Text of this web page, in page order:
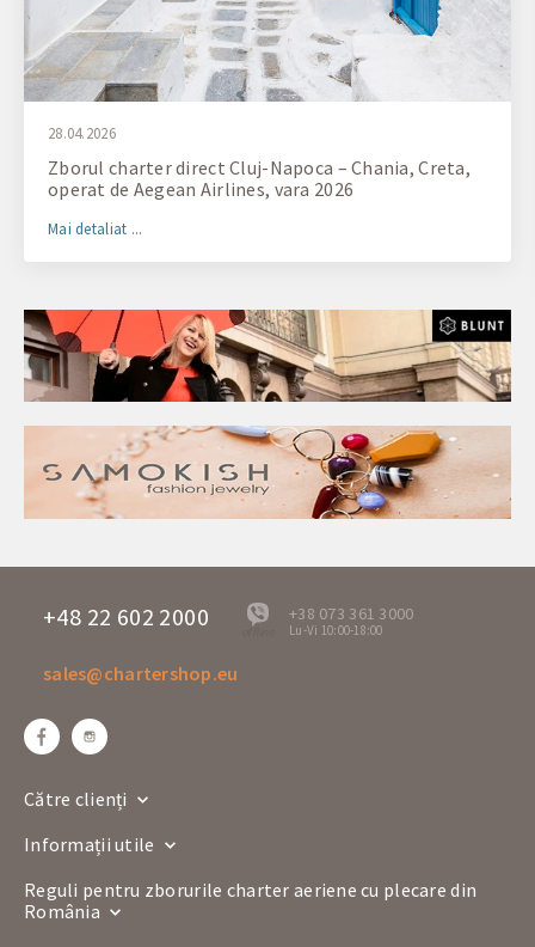
28.04.2026
Zborul charter direct Cluj-Napoca – Chania, Creta,
operat de Aegean Airlines, vara 2026
Mai detaliat ...
+48 22 602 2000
offline
+38 073 361 3000
Lu-Vi 10:00-18:00
sales@chartershop.eu
Către clienți
Informații utile
Reguli pentru zborurile charter aeriene cu plecare din
România